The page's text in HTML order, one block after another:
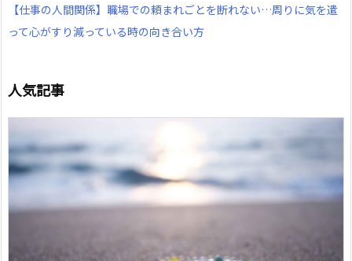
【仕事の人間関係】職場での頼まれごとを断れない…周りに気を遣
って心がすり減っている時の向き合い方
人気記事